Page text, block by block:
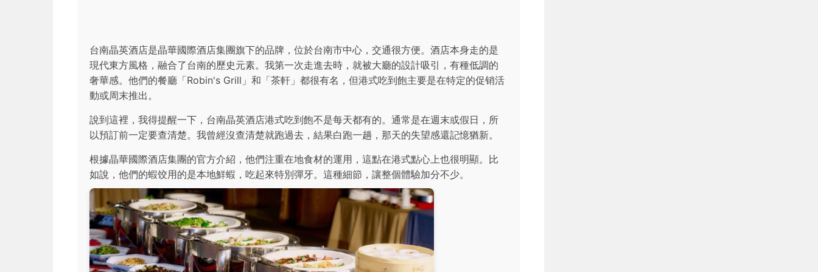
台南晶英酒店是晶華國際酒店集團旗下的品牌，位於台南市中心，交通很方便。酒店本身走的是
現代東方風格，融合了台南的歷史元素。我第一次走進去時，就被大廳的設計吸引，有種低調的
奢華感。他們的餐廳「Robin's Grill」和「茶軒」都很有名，但港式吃到飽主要是在特定的促销活
動或周末推出。
說到這裡，我得提醒一下，台南晶英酒店港式吃到飽不是每天都有的。通常是在週末或假日，所
以預訂前一定要查清楚。我曾經沒查清楚就跑過去，結果白跑一趟，那天的失望感還記憶猶新。
根據晶華國際酒店集團的官方介紹，他們注重在地食材的運用，這點在港式點心上也很明顯。比
如說，他們的蝦饺用的是本地鮮蝦，吃起來特別彈牙。這種細節，讓整個體驗加分不少。